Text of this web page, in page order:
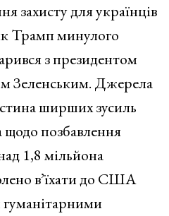
захисту для українців
Трамп минулого
з президентом
Зеленським. Джерела
ширших зусиль
щодо позбавлення
1,8 мільйона
в’їхати до США
гуманітарними